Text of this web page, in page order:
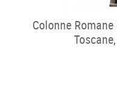
Colonne